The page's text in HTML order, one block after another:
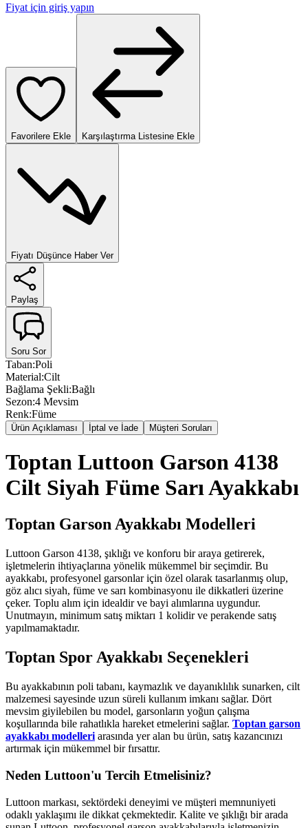
Fiyat için giriş yapın
Favorilere Ekle Karşılaştırma Listesine Ekle
Fiyatı Düşünce Haber Ver
Paylaş
Soru Sor
Taban:Poli
Material:Cilt
Bağlama Şekli:Bağlı
Sezon:4 Mevsim
Renk:Füme
Ürün Açıklaması İptal ve İade Müşteri Soruları
Toptan Luttoon Garson 4138
Cilt Siyah Füme Sarı Ayakkabı
Toptan Garson Ayakkabı Modelleri
Luttoon Garson 4138, şıklığı ve konforu bir araya getirerek,
işletmelerin ihtiyaçlarına yönelik mükemmel bir seçimdir. Bu
ayakkabı, profesyonel garsonlar için özel olarak tasarlanmış olup,
göz alıcı siyah, füme ve sarı kombinasyonu ile dikkatleri üzerine
çeker. Toplu alım için idealdir ve bayi alımlarına uygundur.
Unutmayın, minimum satış miktarı 1 kolidir ve perakende satış
yapılmamaktadır.
Toptan Spor Ayakkabı Seçenekleri
Bu ayakkabının poli tabanı, kaymazlık ve dayanıklılık sunarken, cilt
malzemesi sayesinde uzun süreli kullanım imkanı sağlar. Dört
mevsim giyilebilen bu model, garsonların yoğun çalışma
koşullarında bile rahatlıkla hareket etmelerini sağlar. Toptan garson
ayakkabı modelleri arasında yer alan bu ürün, satış kazancınızı
artırmak için mükemmel bir fırsattır.
Neden Luttoon'u Tercih Etmelisiniz?
Luttoon markası, sektördeki deneyimi ve müşteri memnuniyeti
odaklı yaklaşımı ile dikkat çekmektedir. Kalite ve şıklığı bir arada